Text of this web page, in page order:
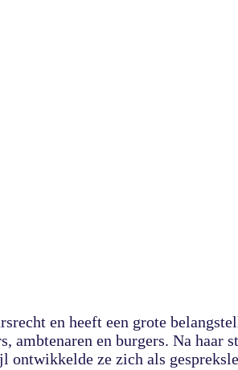
en heeft een grote
ambtenaren en burgers. Na
ze zich als